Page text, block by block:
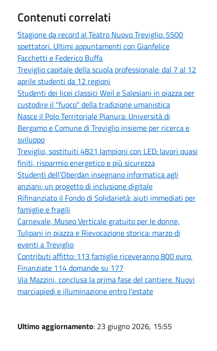
Contenuti correlati
Stagione da record al Teatro Nuovo Treviglio: 5500
spettatori. Ultimi appuntamenti con Gianfelice
Facchetti e Federico Buffa
Treviglio capitale della scuola professionale: dal 7 al 12
aprile studenti da 12 regioni
Studenti dei licei classici Weil e Salesiani in piazza per
custodire il "fuoco" della tradizione umanistica
Nasce il Polo Territoriale Pianura: Università di
Bergamo e Comune di Treviglio insieme per ricerca e
sviluppo
Treviglio, sostituiti 4821 lampioni con LED: lavori quasi
finiti, risparmio energetico e più sicurezza
Studenti dell'Oberdan insegnano informatica agli
anziani: un progetto di inclusione digitale
Rifinanziato il Fondo di Solidarietà: aiuti immediati per
famiglie e fragili
Carnevale, Museo Verticale gratuito per le donne,
Tulipani in piazza e Rievocazione storica: marzo di
eventi a Treviglio
Contributi affitto: 113 famiglie riceveranno 800 euro.
Finanziate 114 domande su 177
Via Mazzini, conclusa la prima fase del cantiere. Nuovi
marciapiedi e illuminazione entro l'estate
Ultimo aggiornamento: 23 giugno 2026, 15:55